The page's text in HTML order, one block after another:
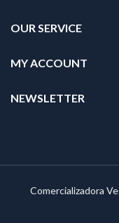
OUR SERVICE
MY ACCOUNT
NEWSLETTER
Comercializadora